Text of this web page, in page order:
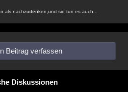
als nachzudenken,und sie tun es auch...
Beitrag verfassen
Diskussionen